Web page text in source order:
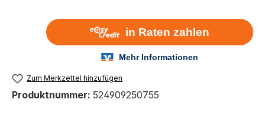
Zum Merkzettel hinzufügen
Produktnummer: 524909250755